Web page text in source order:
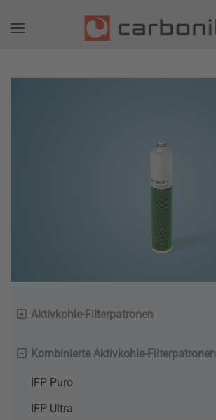
Aktivkohle-Filterpatronen
Kombinierte Aktivkohle-Filterpatronen
IFP Puro
IFP Ultra